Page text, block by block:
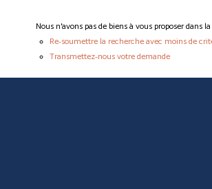
Nous n'avons pas de biens à vous proposer
Re-soumettre la recherche avec moins de
Transmettez-nous votre demande